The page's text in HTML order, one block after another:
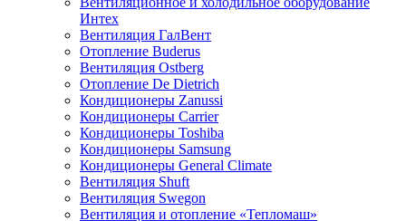
Интех
Вентиляция ГалВент
Отопление Buderus
Вентиляция Ostberg
Отопление De Dietrich
Кондиционеры Zanussi
Кондиционеры Carrier
Кондиционеры Toshiba
Кондиционеры Samsung
Кондиционеры General Climate
Вентиляция Shuft
Вентиляция Swegon
Вентиляция и отопление «Тепломаш»